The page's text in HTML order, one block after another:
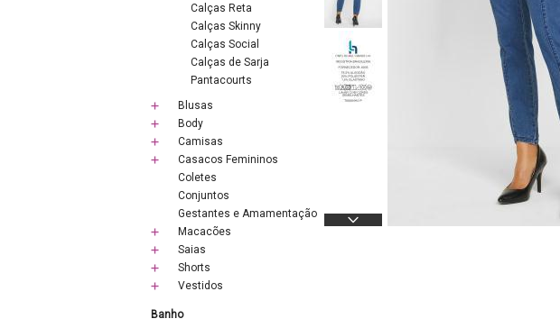
Calças Reta
Calças Skinny
Calças Social
Calças de Sarja
Pantacourts
Blusas
Body
Camisas
Casacos Femininos
Coletes
Conjuntos
Gestantes e Amamentação
Macacões
Saias
Shorts
Vestidos
Banho